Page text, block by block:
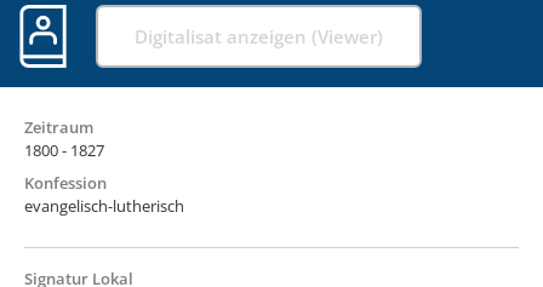
Digitalisat anzeigen (Viewer)
Zeitraum
1800 - 1827
Konfession
evangelisch-lutherisch
Signatur Lokal